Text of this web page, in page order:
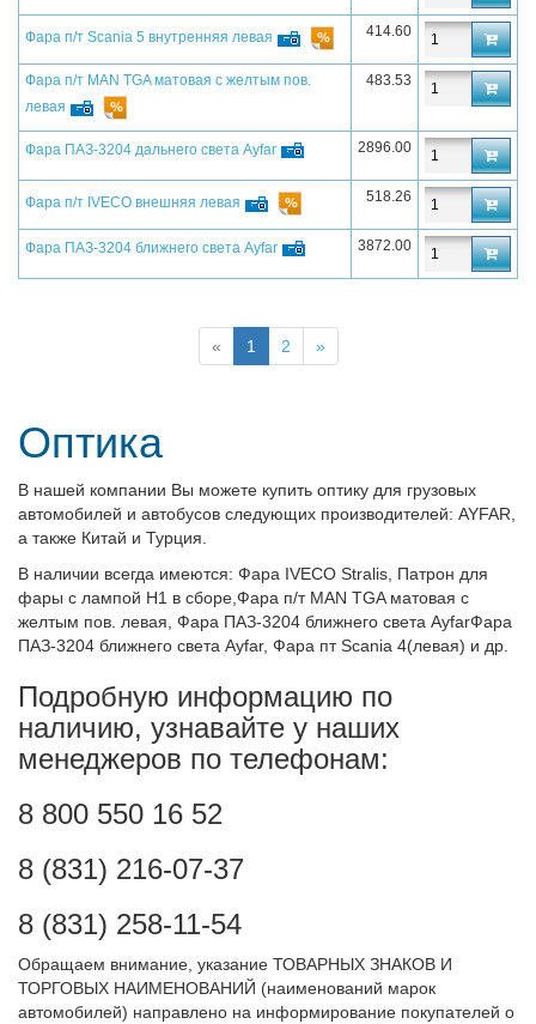
Фара п/т Scania 5 внутренняя левая 414.60
Фара п/т MAN TGA матовая с желтым пов.
левая
483.53
Фара ПАЗ-3204 дальнего света Ayfar 2896.00
Фара п/т IVECO внешняя левая 518.26
Фара ПАЗ-3204 ближнего света Ayfar 3872.00
« 1 2 »
Оптика
В нашей компании Вы можете купить оптику для грузовых
автомобилей и автобусов следующих производителей: AYFAR,
а также Китай и Турция.
В наличии всегда имеются: Фара IVECO Stralis, Патрон для
фары с лампой H1 в сборе ,Фара п/т MAN TGA матовая с
желтым пов. левая , Фара ПАЗ-3204 ближнего света AyfarФара
ПАЗ-3204 ближнего света Ayfar, Фара пт Scania 4(левая) и др.
Подробную информацию по
наличию, узнавайте у наших
менеджеров по телефонам:
8 800 550 16 52
8 (831) 216-07-37
8 (831) 258-11-54
Обращаем внимание, указание ТОВАРНЫХ ЗНАКОВ И
ТОРГОВЫХ НАИМЕНОВАНИЙ (наименований марок
автомобилей) направлено на информирование покупателей о